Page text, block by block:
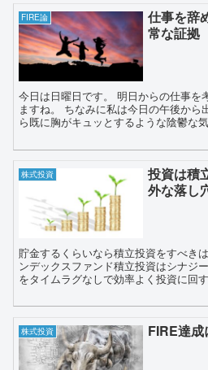
FIRE論
仕事を辞
常な証拠
今日は日曜日です。 明日からの仕事を
ますね。 ちなみに私は今日の午後から
ら既に胸がキュッとするような陰鬱な
もこの日曜出勤の補填は手当ではなく
株式投資
投資は積
外な落し
貯金するくらいなら積立投資をすべき
ンデックスファンド積立投資はシナジ
をタイムラグなしで効率よく投資に回
国株などの長期的に右肩上がりの指数
株式投資 FIRE達